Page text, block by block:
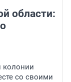
области:
колонии
со своими